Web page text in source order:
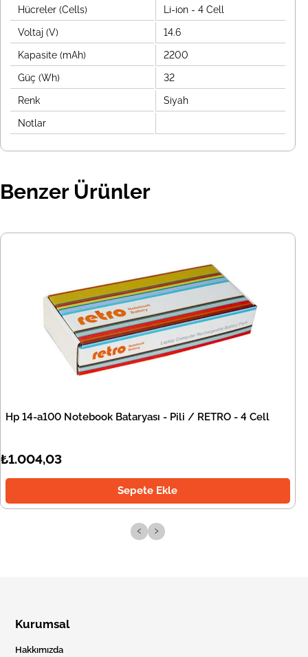
Hücreler (Cells) Li-ion - 4 Cell
Voltaj (V) 14.6
Kapasite (mAh) 2200
Güç (Wh) 32
Renk Siyah
Notlar
Benzer Ürünler
Hp 14-a100 Notebook Bataryası - Pili / RETRO - 4 Cell
₺1.004,03
Sepete Ekle
‹ ›
Kurumsal
Hakkımızda